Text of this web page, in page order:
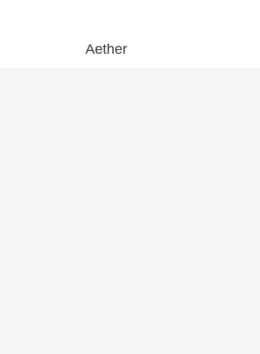
Aether